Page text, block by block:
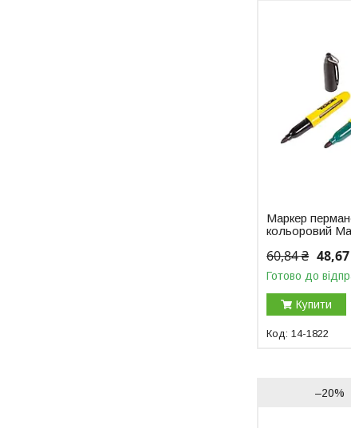
Маркер
кольоровий
60,84 ₴
Готово до
Купити
14-1822
–20%